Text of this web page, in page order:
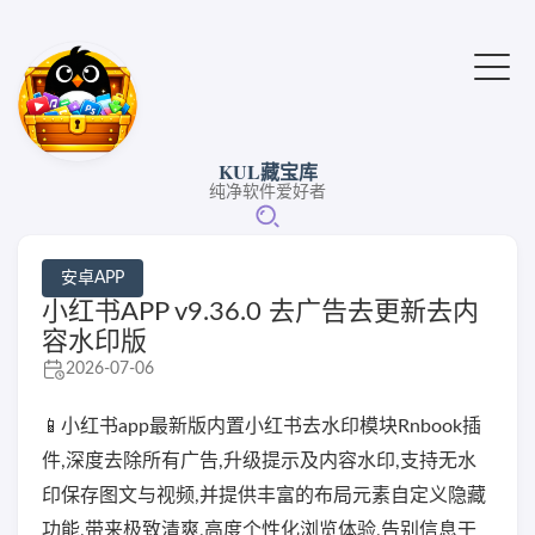
KUL藏宝库
纯净软件爱好者
安卓APP
小红书APP v9.36.0 去广告去更新去内
容水印版
2026-07-06
📱小红书app最新版内置小红书去水印模块Rnbook插
件,深度去除所有广告,升级提示及内容水印,支持无水
印保存图文与视频,并提供丰富的布局元素自定义隐藏
功能,带来极致清爽,高度个性化浏览体验,告别信息干